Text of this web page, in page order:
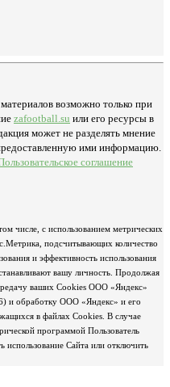
возможно только при
zafootball.su или его ресурсы в
может не разделять мнение
ими информацию.
соглашение
числе, с использованием метрических
подсчитывающих количество
и эффективность использования
вашу личность. Продолжая
ваших Cookies ООО «Яндекс»
и обработку ООО «Яндекс» и его
в файлах Cookies. В случае
программой Пользователь
Сайта или отключить